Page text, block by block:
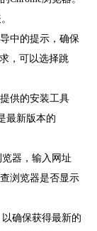
中的提示，确保
，可以选择跳
供的安装工具
最新版本的
器，输入网址
浏览器是否显示
确保获得最新的